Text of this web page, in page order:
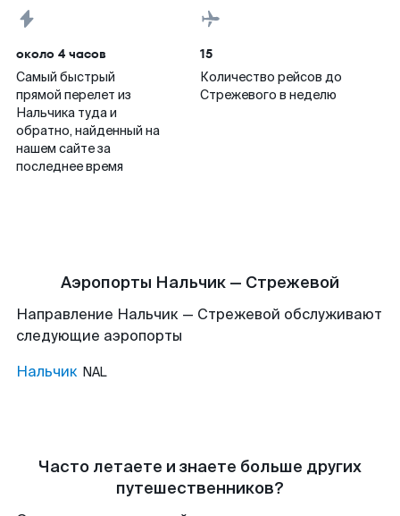
около 4 часов
Самый быстрый
прямой перелет из
Нальчика туда и
обратно, найденный на
нашем сайте за
последнее время
15
Количество рейсов до
Стрежевого в неделю
Аэропорты Нальчик — Стрежевой
Направление Нальчик — Стрежевой обслуживают
следующие аэропорты
Нальчик NAL
Часто летаете и знаете больше других
путешественников?